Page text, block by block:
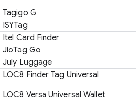
Tagigo G
ISYTag
Itel Card Finder
JioTag Go
July Luggage
LOC8 Finder Tag Universal
LOC8 Versa Universal Wallet